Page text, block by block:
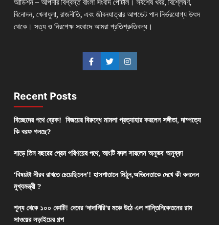
বিনোদন, খেলাধুলা, রাজনীতি, এবং জীবনযাত্রার আপডেট পান নির্ভরযোগ্য উৎস
থেকে। সত্য ও নিরপেক্ষ সংবাদে আমরা প্রতিশ্রুতিবদ্ধ।
Recent Posts
বিচ্ছেদের পথে ব্রেক! বিজয়ের বিরুদ্ধে মামলা প্রত্যাহার করলেন সঙ্গীতা, দাম্পত্যে
কি বরফ গলছে?
সাড়ে তিন বছরের প্রেম পরিণয়ের পথে, আংটি বদল সারলেন অনুভব-অনুষ্কা
‘বিষয়টা নীরব রাখতে চেয়েছিলেন’! হাসপাতালে মিঠুন,অভিনেতাকে দেখে কী বললেন
মুখ্যমন্ত্রী ?
শূন্য থেকে ১০০ কোটি! দেবের ‘দাদাগিরি’র মঞ্চে উঠে এল শান্তিনিকেতনের রাম
সাওয়ের লড়াইয়ের গল্প